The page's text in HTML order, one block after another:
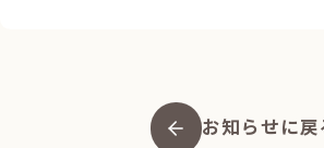
お知らせに戻